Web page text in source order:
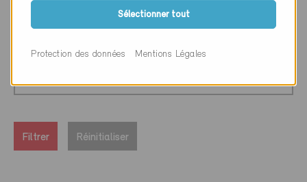
0 Offres des partenaires
Filtrer Réinitialiser
Sélectionner tout
Protection des données Mentions Légales